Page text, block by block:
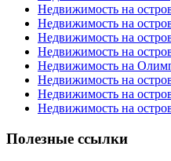
Недвижимость на
Недвижимость на
Недвижимость на
Недвижимость на
Недвижимость на
Недвижимость на
Недвижимость на
Недвижимость на
Полезные ссылки